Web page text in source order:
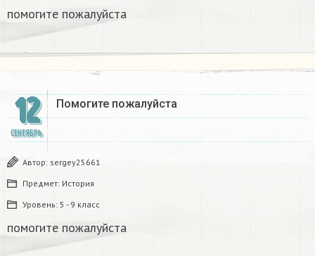
помогите пожалуйста
12
СЕНТЯБРЬ
Помогите пожалуйста
Автор: sergey25661
Предмет: История
Уровень: 5 - 9 класс
помогите пожалуйста